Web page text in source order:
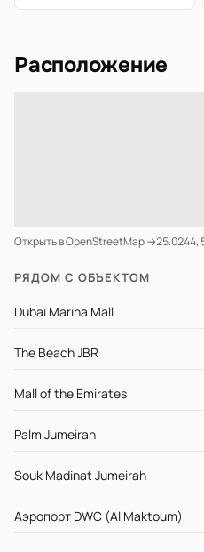
Расположение
Открыть в OpenStreetMap →25.0244,
РЯДОМ С ОБЪЕКТОМ
Dubai Marina Mall
The Beach JBR
Mall of the Emirates
Palm Jumeirah
Souk Madinat Jumeirah
Аэропорт DWC (Al Maktoum)